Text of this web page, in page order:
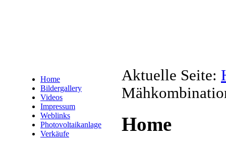
Home
Bildergallery
Videos
Impressum
Weblinks
Photovoltaikanlage
Verkäufe
Aktuelle Seite:
Home